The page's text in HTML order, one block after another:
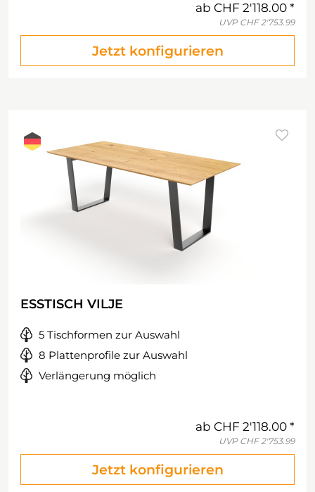
ab CHF 2'118.00
UVP CHF 2'753.99
Jetzt konfigurieren
ESSTISCH VILJE
5 Tischformen zur Auswahl
8 Plattenprofile zur Auswahl
Verlängerung möglich
ab CHF 2'118.00
UVP CHF 2'753.99
Jetzt konfigurieren